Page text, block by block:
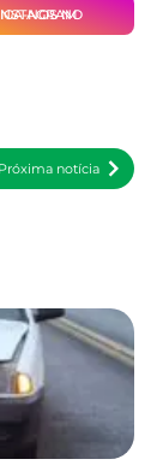
NOS NO INSTAGRAM
Próxima notícia